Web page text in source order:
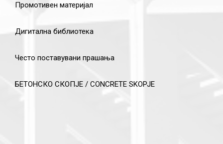
Промотивен материјал
Дигитална библиотека
Често поставувани прашања
БЕТОНСКО СКОПЈЕ / CONCRETE SKOPJE